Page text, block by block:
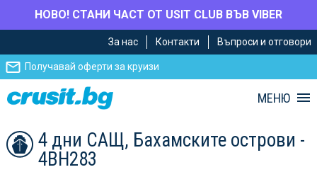
НОВО! СТАНИ ЧАСТ ОТ USIT CLUB ВЪВ VIBER
главното
съдържание
Навигацията
За нас Контакти Въпроси и отговори
Получавай оферти за круизи
МЕНЮ
4 дни САЩ, Бахамските острови -
4BH283